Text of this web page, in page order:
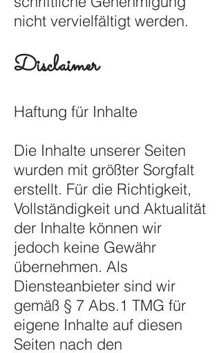
nicht vervielfältigt werden.
Disclaimer
Haftung für Inhalte
Die Inhalte unserer Seiten
wurden mit größter Sorgfalt
erstellt. Für die Richtigkeit,
Vollständigkeit und Aktualität
der Inhalte können wir
jedoch keine Gewähr
übernehmen. Als
Diensteanbieter sind wir
gemäß § 7 Abs.1 TMG für
eigene Inhalte auf diesen
Seiten nach den